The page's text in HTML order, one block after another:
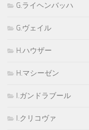
G.ライヘンバッハ
G.ヴェイル
H.ハウザー
H.マシーゼン
I.ガンドラブール
I.クリコヴァ